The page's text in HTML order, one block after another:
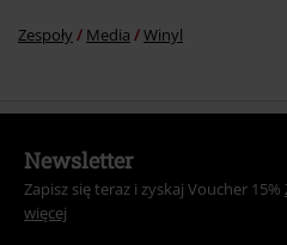
Zespoły Media Winyl
Newsletter
Zapisz się teraz i zyskaj Voucher 15%
więcej